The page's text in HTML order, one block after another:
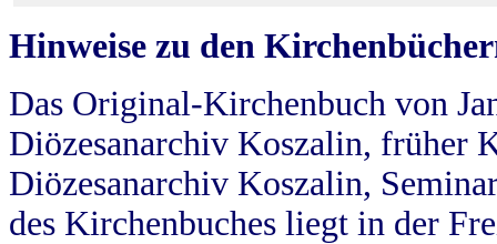
Hinweise zu den
Das Original-Kirchenbuch von
Diözesanarchiv Koszalin, früher
Diözesanarchiv Koszalin,
des Kirchenbuches liegt in der